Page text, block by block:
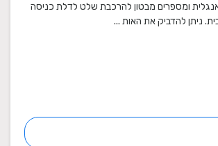
ומספרים מבטון להרכבת שלט לדלת כניסה
ניתן להדביק את האות ...